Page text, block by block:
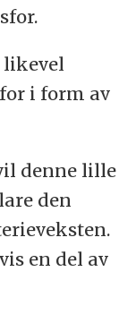
likevel
i form av
denne lille
den
en del av